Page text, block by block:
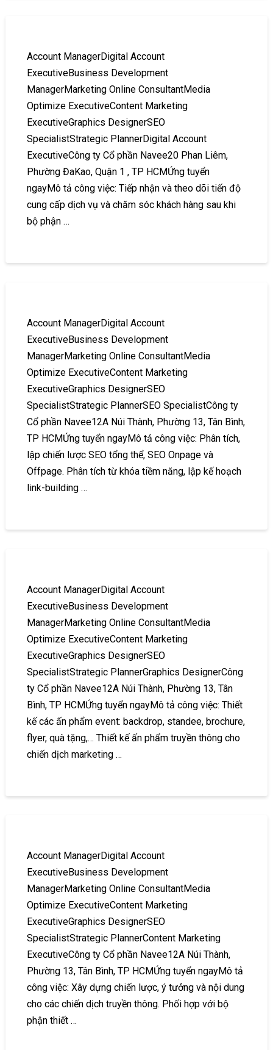
Account ManagerDigital Account
ExecutiveBusiness Development
ManagerMarketing Online ConsultantMedia
Optimize ExecutiveContent Marketing
ExecutiveGraphics DesignerSEO
SpecialistStrategic PlannerDigital Account
ExecutiveCông ty Cổ phần Navee20 Phan Liêm,
Phường ĐaKao, Quận 1 , TP HCMỨng tuyển
ngayMô tả công việc: Tiếp nhận và theo dõi tiến độ
cung cấp dịch vụ và chăm sóc khách hàng sau khi
bộ phận …
Account ManagerDigital Account
ExecutiveBusiness Development
ManagerMarketing Online ConsultantMedia
Optimize ExecutiveContent Marketing
ExecutiveGraphics DesignerSEO
SpecialistStrategic PlannerSEO SpecialistCông ty
Cổ phần Navee12A Núi Thành, Phường 13, Tân Bình,
TP HCMỨng tuyển ngayMô tả công việc: Phân tích,
lập chiến lược SEO tổng thể, SEO Onpage và
Offpage. Phân tích từ khóa tiềm năng, lập kế hoạch
link-building …
Account ManagerDigital Account
ExecutiveBusiness Development
ManagerMarketing Online ConsultantMedia
Optimize ExecutiveContent Marketing
ExecutiveGraphics DesignerSEO
SpecialistStrategic PlannerGraphics DesignerCông
ty Cổ phần Navee12A Núi Thành, Phường 13, Tân
Bình, TP HCMỨng tuyển ngayMô tả công việc: Thiết
kế các ấn phẩm event: backdrop, standee, brochure,
flyer, quà tặng,… Thiết kế ấn phẩm truyền thông cho
chiến dịch marketing …
Account ManagerDigital Account
ExecutiveBusiness Development
ManagerMarketing Online ConsultantMedia
Optimize ExecutiveContent Marketing
ExecutiveGraphics DesignerSEO
SpecialistStrategic PlannerContent Marketing
ExecutiveCông ty Cổ phần Navee12A Núi Thành,
Phường 13, Tân Bình, TP HCMỨng tuyển ngayMô tả
công việc: Xây dựng chiến lược, ý tưởng và nội dung
cho các chiến dịch truyền thông. Phối hợp với bộ
phận thiết …